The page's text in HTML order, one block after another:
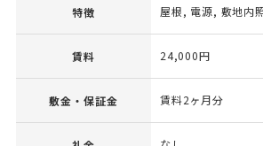
特徴 屋根, 電源, 敷地内
賃料 24,000円
敷金・保証金 賃料2ヶ月分